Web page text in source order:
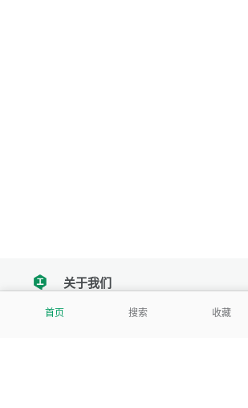
首页 搜索 收藏
tencent关于我们
我们努力把每一个工具做成批量处理的产品